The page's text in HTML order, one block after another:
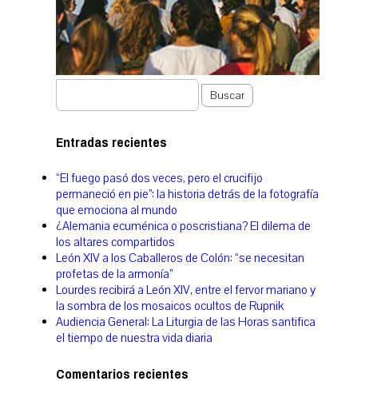
Buscar
Entradas recientes
“El fuego pasó dos veces, pero el crucifijo
permaneció en pie”: la historia detrás de la fotografía
que emociona al mundo
¿Alemania ecuménica o poscristiana? El dilema de
los altares compartidos
León XIV a los Caballeros de Colón: “se necesitan
profetas de la armonía”
Lourdes recibirá a León XIV, entre el fervor mariano y
la sombra de los mosaicos ocultos de Rupnik
Audiencia General: La Liturgia de las Horas santifica
el tiempo de nuestra vida diaria
Comentarios recientes